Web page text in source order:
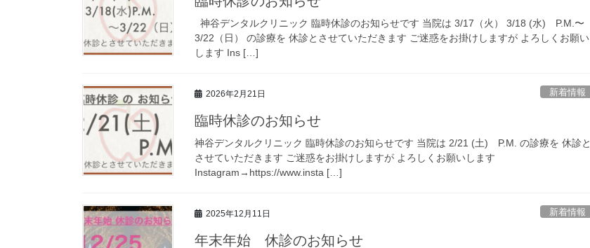
神谷デンタルクリニック 臨時休診のお知らせです 当院は 3/17（火） 3/18 (水) P.M.〜
3/22（日） の診療を 休診とさせていただきます ご迷惑をお掛けしますが よろしくお願い
します Ins […]
2026年2月21日 新着情報
臨時休診のお知らせ
神谷デンタルクリニック 臨時休診のお知らせです 当院は 2/21 (土) P.M. の診療を 休診と
させていただきます ご迷惑をお掛けしますが よろしくお願いします
Instagram→https://www.insta […]
2025年12月11日 新着情報
年末年始 休診のお知らせ